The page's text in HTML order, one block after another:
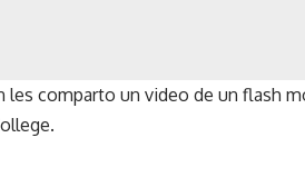
les comparto un video de un flash